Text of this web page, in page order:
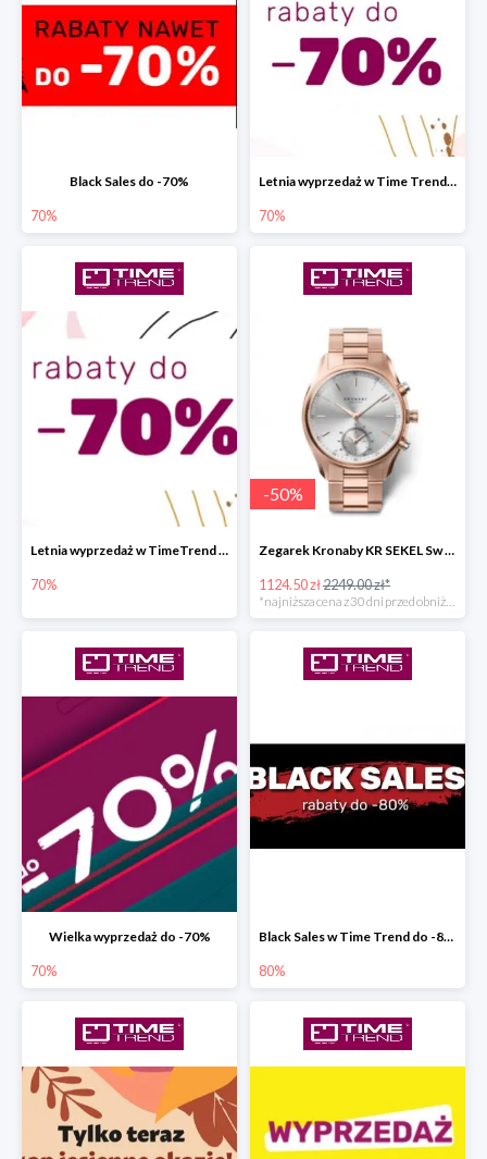
Black Sales do -70%
70%
Letnia wyprzedaż w Time Trend do -70%
70%
Letnia wyprzedaż w TimeTrend do -70%
70%
-50%
Zegarek Kronaby KR SEKEL Sw super cenie
1124.50 zł2249.00 zł*
*najniższa cena z 30 dni przed obniżką
Wielka wyprzedaż do -70%
70%
Black Sales w Time Trend do -80%
80%